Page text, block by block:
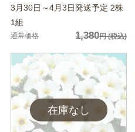
3月30日～4月3日発送予定 2株
1組
通常価格 1,380円(税込)